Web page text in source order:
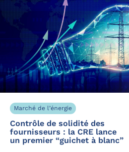
Marché de l’énergie
Contrôle de solidité des
fournisseurs : la CRE lance
un premier “guichet à blanc”